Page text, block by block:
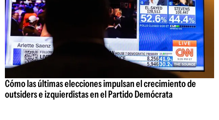
Cómo las últimas elecciones impulsan el crecimiento de
outsiders e izquierdistas en el Partido Demócrata